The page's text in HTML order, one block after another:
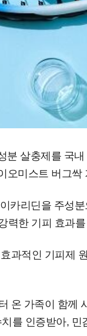
살충제를 국
미스트 버그싹
카리딘을 주성
력한 기피 효과
과적인 기피제
온 가족이 함께
를 인증받아,